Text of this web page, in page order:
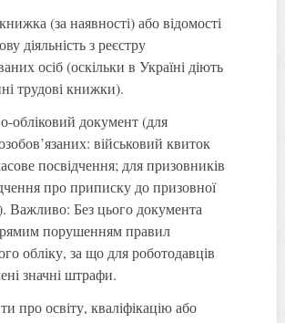
(за наявності) або відомості
діяльність з реєстру
осіб (оскільки в Україні діють
трудові книжки).
обліковий документ (для
військовий квиток
посвідчення; для призовників
про приписку до призовної
Важливо: Без цього документа
порушенням правил
обліку, за що для роботодавців
значні штрафи.
про освіту, кваліфікацію або